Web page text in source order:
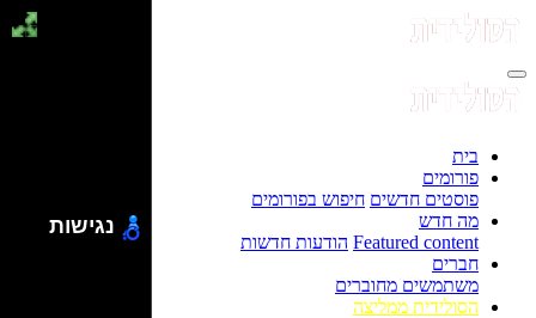
בית
פורומים
פוסטים חדשים חיפוש בפורומים
מה חדש
Featured content הודעות חדשות
חברים
משתמשים מחוברים
הסולידית ממליצה
נגישות